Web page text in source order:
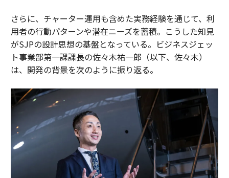
さらに、チャーター運用も含めた実務経験を通じて、利
用者の行動パターンや潜在ニーズを蓄積。こうした知見
がSJPの設計思想の基盤となっている。ビジネスジェッ
ト事業部第一課課長の佐々木祐一郎（以下、佐々木）
は、開発の背景を次のように振り返る。